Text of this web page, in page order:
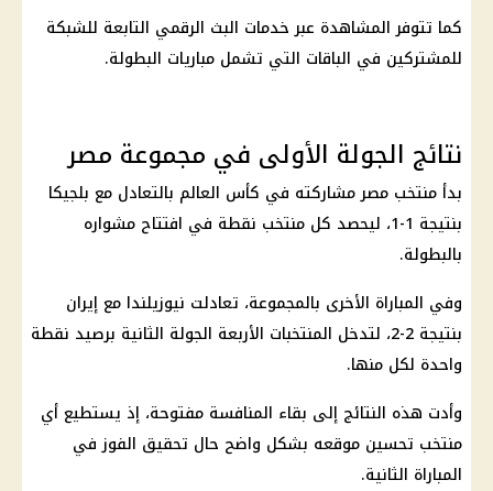
كما تتوفر المشاهدة عبر خدمات البث الرقمي التابعة للشبكة
للمشتركين في الباقات التي تشمل مباريات البطولة.
نتائج الجولة الأولى في مجموعة مصر
بدأ منتخب مصر مشاركته في كأس العالم بالتعادل مع بلجيكا
بنتيجة 1-1، ليحصد كل منتخب نقطة في افتتاح مشواره
بالبطولة.
وفي المباراة الأخرى بالمجموعة، تعادلت نيوزيلندا معإيران
بنتيجة 2-2، لتدخل المنتخبات الأربعة الجولة الثانية برصيد نقطة
واحدة لكل منها.
وأدت هذه النتائج إلى بقاء المنافسة مفتوحة، إذ يستطيع أي
منتخب تحسين موقعه بشكل واضح حال تحقيق الفوز في
المباراة الثانية.